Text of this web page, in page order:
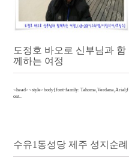
도정호 바오로 신부님과 함
께하는 여정
<head><style>body{font-family: Tahoma,Verdana,Arial;f
ont..
수유1동성당 제주 성지순례